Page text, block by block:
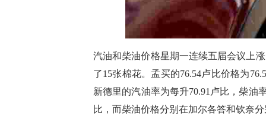
汽油和柴油价格星期一连续五届会议上
了15张棉花。孟买的76.54卢比价格为
新德里的汽油率为每升70.91卢比，柴油
比，而柴油价格分别在加尔各答和钦奈